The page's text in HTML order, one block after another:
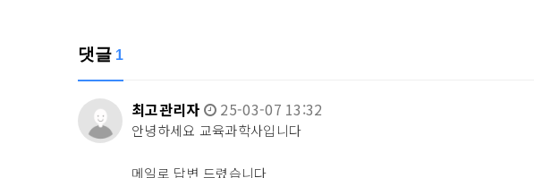
댓글 1
최고관리자 25-03-07 13:32
안녕하세요 교육과학사입니다
메일로 답변 드렸습니다